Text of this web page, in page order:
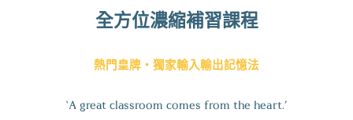
全方位濃縮補習課程
熱門皇牌・獨家輸入輸出記憶法
‘A great classroom comes from the heart.’